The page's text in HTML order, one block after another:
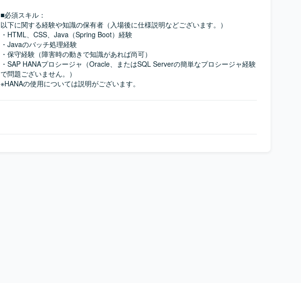
■必須スキル：
以下に関する経験や知識の保有者（入場後に仕様説明などございます。）
・HTML、CSS、Java（Spring Boot）経験
・Javaのバッチ処理経験
・保守経験（障害時の動きで知識があれば尚可）
・SAP HANAプロシージャ（Oracle、またはSQL Serverの簡単なプロシージャ経験
で問題ございません。）
※HANAの使用については説明がございます。